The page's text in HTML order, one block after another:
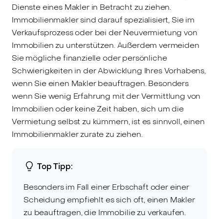
Dienste eines Makler in Betracht zu ziehen.
Immobilienmakler sind darauf spezialisiert, Sie im
Verkaufsprozess oder bei der Neuvermietung von
Immobilien zu unterstützen. Außerdem vermeiden
Sie mögliche finanzielle oder persönliche
Schwierigkeiten in der Abwicklung Ihres Vorhabens,
wenn Sie einen Makler beauftragen. Besonders
wenn Sie wenig Erfahrung mit der Vermittlung von
Immobilien oder keine Zeit haben, sich um die
Vermietung selbst zu kümmern, ist es sinnvoll, einen
Immobilienmakler zurate zu ziehen.
Top Tipp:
Besonders im Fall einer Erbschaft oder einer
Scheidung empfiehlt es sich oft, einen Makler
zu beauftragen, die Immobilie zu verkaufen.